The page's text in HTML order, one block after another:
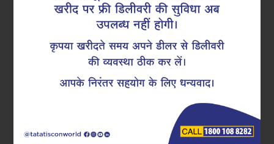
Tata Tiscon 550SD
are highly accurate
and possess
uniform ridges,
high…